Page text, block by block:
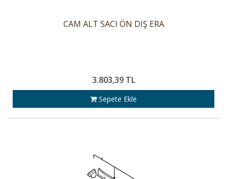
CAM ALT SACI ÖN DIŞ ERA
3.803,39 TL
Sepete Ekle